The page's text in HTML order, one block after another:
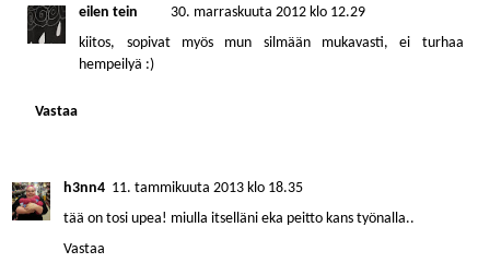
eilen tein
30. marraskuuta 2012 klo 12.29
kiitos, sopivat myös mun silmään mukavasti, ei turhaa
hempeilyä :)
Vastaa
h3nn4 11. tammikuuta 2013 klo 18.35
tää on tosi upea! miulla itselläni eka peitto kans työnalla..
Vastaa